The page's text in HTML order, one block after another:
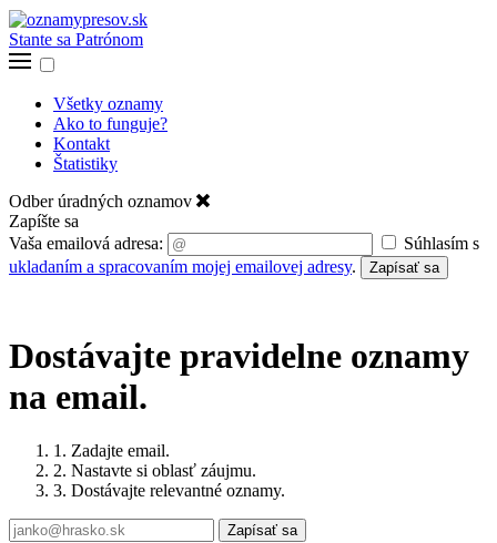
Stante sa Patrónom
Všetky oznamy
Ako to funguje?
Kontakt
Štatistiky
Odber úradných oznamov
Zapíšte sa
Vaša emailová adresa:
Súhlasím s
ukladaním a spracovaním mojej emailovej adresy. Zapísať sa
Dostávajte pravidelne oznamy
na email.
1. Zadajte email.
2. Nastavte si oblasť záujmu.
3. Dostávajte relevantné oznamy.
Zapísať sa